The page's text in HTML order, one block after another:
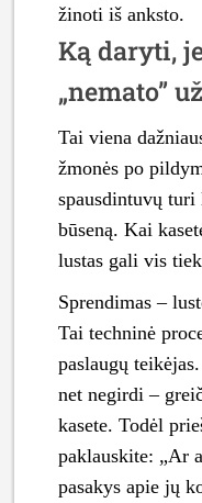
žinoti iš anksto.
Ką daryti,
„nemato”
Tai viena
žmonės po
spausdintuvų turi
būseną. Kai
lustas gali vis
Sprendimas –
Tai techninė
paslaugų
net negirdi –
kasete. Todėl
paklauskite: „Ar
pasakys apie jų